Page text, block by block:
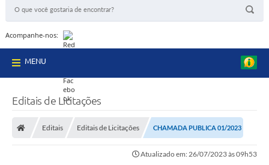
Acompanhe-nos:
MENU
Editais de Licitações
Editais Editais de Licitações CHAMADA PUBLICA 01/2023
Atualizado em: 26/07/2023 às 09h53